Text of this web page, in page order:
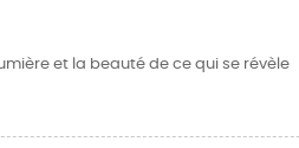
et la beauté de ce qui se révèle